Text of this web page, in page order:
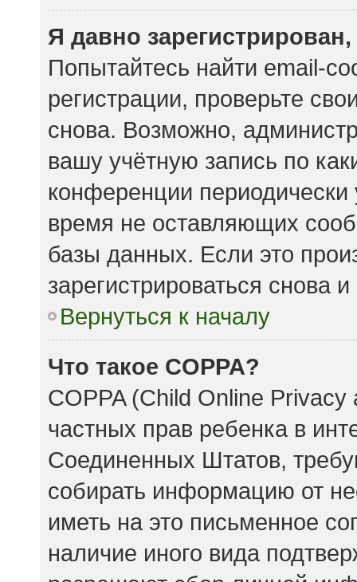
Я давно
Попытайтесь найти email-
регистрации, проверьте
снова. Возможно,
вашу учётную запись по
конференции
время не оставляющих
базы данных. Если это
зарегистрироваться снова
Вернуться к началу
Что такое COPPA?
COPPA (Child Online
частных прав ребенка в
Соединенных Штатов,
собирать информацию от
иметь на это письменное
наличие иного вида